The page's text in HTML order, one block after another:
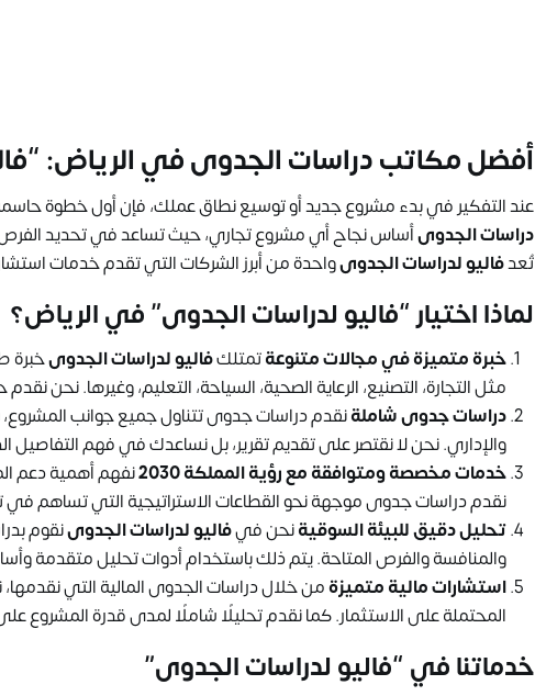
أفضل مكاتب دراسات الجدوى في الرياض:
عند التفكير في بدء مشروع جديد أو توسيع نطاق عملك، فإن أول خطوة
دراسات الجدوىأساس نجاح أي مشروع تجاري، حيث تساعد في تحديد الفرص
تُعدفاليو لدراسات الجدوىواحدة من أبرز الشركات التي تقدم خدمات
لماذا اختيار “فاليو لدراسات الجدوى” في الرياض؟
خبرة متميزة في مجالات متنوعةتمتلكفاليو لدراسات الجدوىخبرة
مثل التجارة، التصنيع، الرعاية الصحية، السياحة، التعليم، وغيرها. نحن
دراسات جدوى شاملةنقدم دراسات جدوى تتناول جميع جوانب المشروع،
والإداري. نحن لا نقتصر على تقديم تقرير، بل نساعدك في فهم
خدمات مخصصة ومتوافقة مع رؤية المملكة 2030
نفهم أهمية دعم
نقدم دراسات جدوى موجهة نحو القطاعات الاستراتيجية التي تساهم في
تحليل دقيق للبيئة السوقيةنحن فيفاليو لدراسات الجدوىنقوم
والمنافسة والفرص المتاحة. يتم ذلك باستخدام أدوات تحليل متقدمة
استشارات مالية متميزةمن خلال دراسات الجدوى المالية التي نقدمها،
المحتملة على الاستثمار. كما نقدم تحليلًا شاملًا لمدى قدرة المشروع
خدماتنا في “فاليو لدراسات الجدوى”